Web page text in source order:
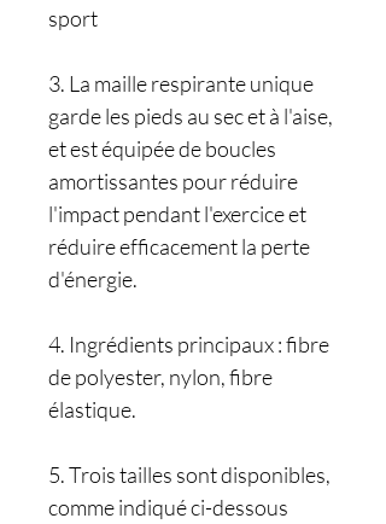
sport
3. La maille respirante unique
garde les pieds au sec et à l'aise,
et est équipée de boucles
amortissantes pour réduire
l'impact pendant l'exercice et
réduire efficacement la perte
d'énergie.
4. Ingrédients principaux : fibre
de polyester, nylon, fibre
élastique.
5. Trois tailles sont disponibles,
comme indiqué ci-dessous